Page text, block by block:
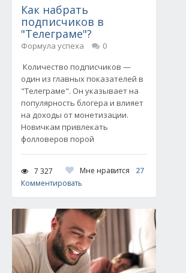
Как набрать
подписчиков в
"Телеграме"?
Формула успеха
0
Количество подписчиков —
один из главных показателей в
"Телеграме". Он указывает на
популярность блогера и влияет
на доходы от монетизации.
Новичкам привлекать
фолловеров порой
7 327 Мне нравится
27
Комментировать